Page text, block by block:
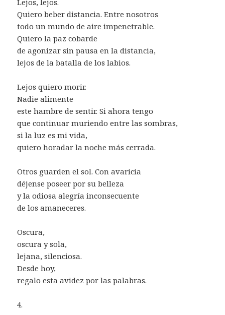
Quiero beber distancia. Entre nosotros
todo un mundo de aire impenetrable.
Quiero la paz cobarde
de agonizar sin pausa en la distancia,
lejos de la batalla de los labios.
Lejos quiero morir.
Nadie alimente
este hambre de sentir. Si ahora tengo
que continuar muriendo entre las sombras,
si la luz es mi vida,
quiero horadar la noche más cerrada.
Otros guarden el sol. Con avaricia
déjense poseer por su belleza
y la odiosa alegría inconsecuente
de los amaneceres.
Oscura,
oscura y sola,
lejana, silenciosa.
Desde hoy,
regalo esta avidez por las palabras.
4.